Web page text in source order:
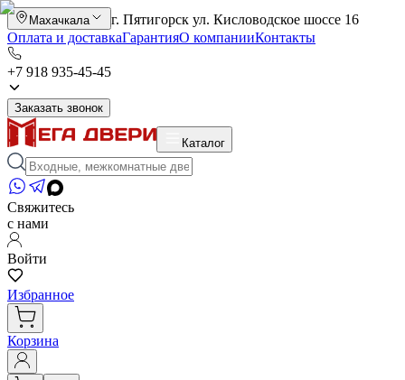
Махачкала
г. Пятигорск ул. Кисловодское шоссе 16
Оплата и доставкаГарантияО компанииКонтакты
+7 918 935-45-45
Заказать звонок
Каталог
Свяжитесь
с нами
Войти
Избранное
Корзина